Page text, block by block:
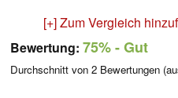
[+] Zum Vergleich
Bewertung: 75%- Gut
Durchschnitt von 2 Bewertungen